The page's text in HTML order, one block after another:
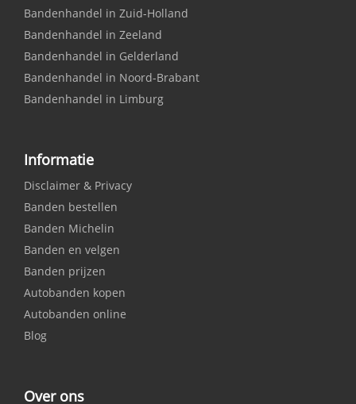
Bandenhandel in Zuid-Holland
Bandenhandel in Zeeland
Bandenhandel in Gelderland
Bandenhandel in Noord-Brabant
Bandenhandel in Limburg
Informatie
Disclaimer & Privacy
Banden bestellen
Banden Michelin
Banden en velgen
Banden prijzen
Autobanden kopen
Autobanden online
Blog
Over ons